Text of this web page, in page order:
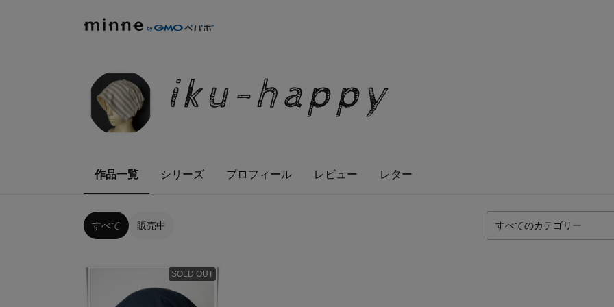
iku-happy
作品一覧 シリーズ プロフィール レビュー レター
すべて 販売中
SOLD OUT